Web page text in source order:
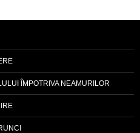
ÎMPOTRIVA NEAMURILOR